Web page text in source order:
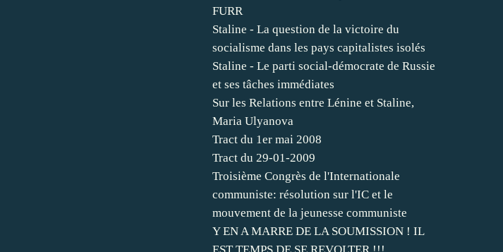
FURR
Staline - La question de la victoire du
socialisme dans les pays capitalistes isolés
Staline - Le parti social-démocrate de Russie
et ses tâches immédiates
Sur les Relations entre Lénine et Staline,
Maria Ulyanova
Tract du 1er mai 2008
Tract du 29-01-2009
Troisième Congrès de l'Internationale
communiste: résolution sur l'IC et le
mouvement de la jeunesse communiste
Y EN A MARRE DE LA SOUMISSION ! IL